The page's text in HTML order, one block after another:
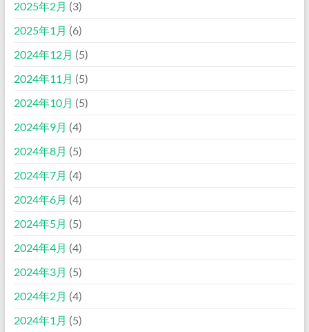
2025年2月 (3)
2025年1月 (6)
2024年12月 (5)
2024年11月 (5)
2024年10月 (5)
2024年9月 (4)
2024年8月 (5)
2024年7月 (4)
2024年6月 (4)
2024年5月 (5)
2024年4月 (4)
2024年3月 (5)
2024年2月 (4)
2024年1月 (5)